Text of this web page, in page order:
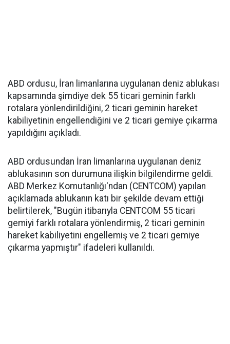
ABD ordusu, İran limanlarına uygulanan deniz ablukası
kapsamında şimdiye dek 55 ticari geminin farklı
rotalara yönlendirildiğini, 2 ticari geminin hareket
kabiliyetinin engellendiğini ve 2 ticari gemiye çıkarma
yapıldığını açıkladı.
ABD ordusundan İran limanlarına uygulanan deniz
ablukasının son durumuna ilişkin bilgilendirme geldi.
ABD Merkez Komutanlığı'ndan (CENTCOM) yapılan
açıklamada ablukanın katı bir şekilde devam ettiği
belirtilerek, "Bugün itibarıyla CENTCOM 55 ticari
gemiyi farklı rotalara yönlendirmiş, 2 ticari geminin
hareket kabiliyetini engellemiş ve 2 ticari gemiye
çıkarma yapmıştır" ifadeleri kullanıldı.